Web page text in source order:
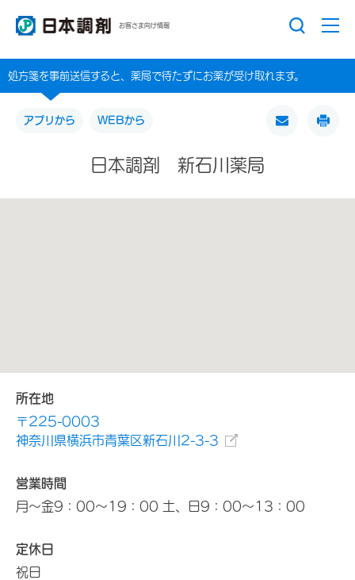
お客さま向け情報
処方箋を事前送信すると、薬局で待たずにお薬が受け取れます。
アプリから WEBから
日本調剤 新石川薬局
所在地
〒225-0003
神奈川県横浜市青葉区新石川2-3-3
営業時間
月～金9：00～19：00 土、日9：00～13：00
定休日
祝日